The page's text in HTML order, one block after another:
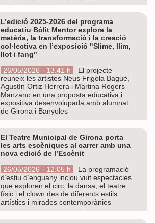
L’edició 2025-2026 del programa
educatiu Bòlit Mentor explora la
matèria, la transformació i la creació
col·lectiva en l’exposició "Slime, llim,
llot i fang"
26/05/2026 - 13.41 h
El projecte
reuneix les artistes Neus Frigola Bagué,
Agustín Ortiz Herrera i Martina Rogers
Manzano en una proposta educativa i
expositiva desenvolupada amb alumnat
de Girona i Banyoles
El Teatre Municipal de Girona porta
les arts escèniques al carrer amb una
nova edició de l’Escènit
26/05/2026 - 12.05 h
La programació
d’estiu d’enguany inclou vuit espectacles
que exploren el circ, la dansa, el teatre
físic i el clown des de diferents estils
artístics i mirades contemporànies